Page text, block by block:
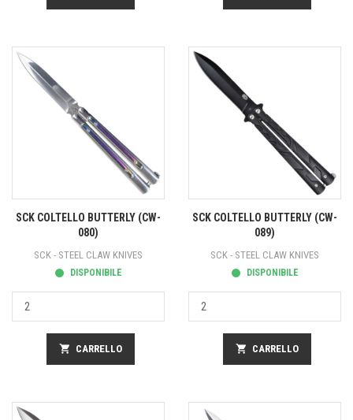
SCK COLTELLO BUTTERLY (CW-
080)
SCK - STEEL CLAW KNIVES
DISPONIBILE
shopping_cart CARRELLO
SCK COLTELLO BUTTERLY (CW-
089)
SCK - STEEL CLAW KNIVES
DISPONIBILE
shopping_cart CARRELLO